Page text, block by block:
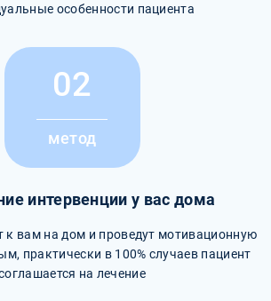
особенности пациента
02
метод
интервенции у вас дома
к вам на дом и проведут мотивационную
практически в 100% случаев пациент
на лечение